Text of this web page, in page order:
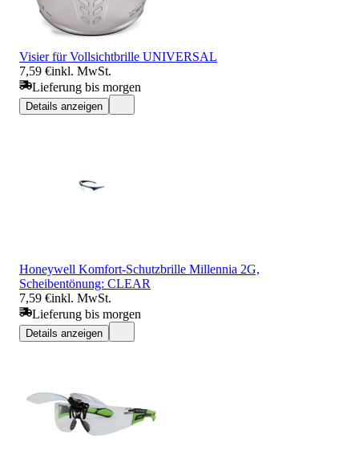
Visier für Vollsichtbrille UNIVERSAL
7,59 €inkl. MwSt.
Lieferung bis morgen
Details anzeigen
Honeywell Komfort-Schutzbrille Millennia 2G,
Scheibentönung: CLEAR
7,59 €inkl. MwSt.
Lieferung bis morgen
Details anzeigen